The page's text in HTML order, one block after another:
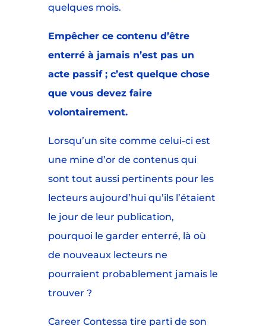
quelques mois.
Empêcher ce contenu d’être
enterré à jamais n’est pas un
acte passif ; c’est quelque chose
que vous devez faire
volontairement.
Lorsqu’un site comme celui-ci est
une mine d’or de contenus qui
sont tout aussi pertinents pour les
lecteurs aujourd’hui qu’ils l’étaient
le jour de leur publication,
pourquoi le garder enterré, là où
de nouveaux lecteurs ne
pourraient probablement jamais le
trouver ?
Career Contessa tire parti de son